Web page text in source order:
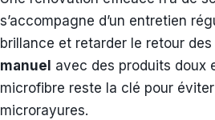
s’accompagne d’un entretien
brillance et retarder le retour
manuel avec des produits doux
microfibre reste la clé pour
microrayures.